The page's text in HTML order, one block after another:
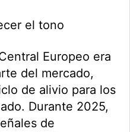
el tono
Europeo era
del mercado,
de alivio para los
Durante 2025,
de